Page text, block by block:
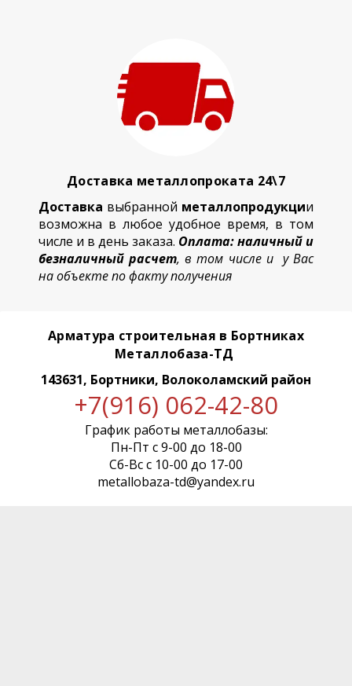
Доставка металлопроката 24\7
Доставка выбранной металлопродукции
возможна в любое удобное время, в том
числе и в день заказа. Оплата: наличный и
безналичный расчет, в том числе и у Вас
на объекте по факту получения
Арматура строительная в Бортниках
Металлобаза-ТД
143631, Бортники, Волоколамский район
+7(916) 062-42-80
График работы металлобазы:
Пн-Пт с 9-00 до 18-00
Сб-Вс с 10-00 до 17-00
metallobaza-td@yandex.ru